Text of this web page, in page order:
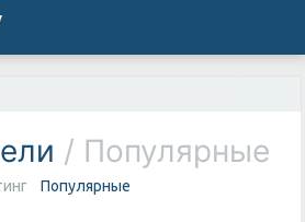
/ Популярные
Популярные